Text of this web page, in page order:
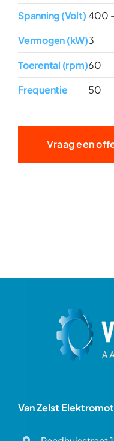
Spanning (Volt)400
Vermogen (kW)3
Toerental (rpm)60
Frequentie
50
Vraag een
Van Zelst